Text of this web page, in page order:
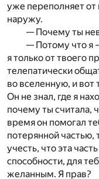
уже переполняет от
наружу.
— Почему ты
— Потому что я
я только от твоего
телепатически
во вселенную, и вот
Он не знал, где я
почему ты считала,
время он помогал
потерянной частью,
учесть, что эта
способности, для
желанным. Я прав?